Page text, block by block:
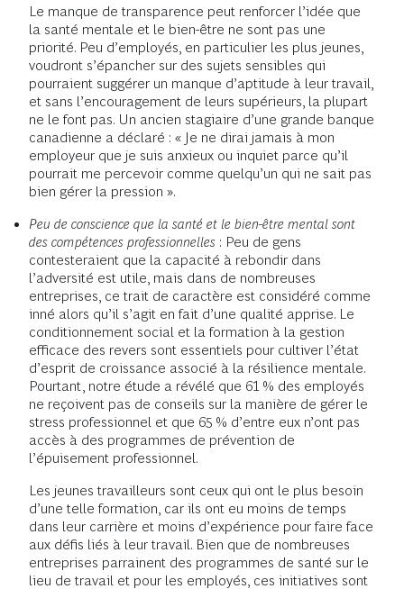
Le manque de transparence peut renforcer l’idée que
la santé mentale et le bien-être ne sont pas une
priorité. Peu d’employés, en particulier les plus jeunes,
voudront s’épancher sur des sujets sensibles qui
pourraient suggérer un manque d’aptitude à leur travail,
et sans l’encouragement de leurs supérieurs, la plupart
ne le font pas. Un ancien stagiaire d’une grande banque
canadienne a déclaré : « Je ne dirai jamais à mon
employeur que je suis anxieux ou inquiet parce qu’il
pourrait me percevoir comme quelqu’un qui ne sait pas
bien gérer la pression ».
Peu de conscience que la santé et le bien-être mental sont
des compétences professionnelles : Peu de gens
contesteraient que la capacité à rebondir dans
l’adversité est utile, mais dans de nombreuses
entreprises, ce trait de caractère est considéré comme
inné alors qu’il s’agit en fait d’une qualité apprise. Le
conditionnement social et la formation à la gestion
efficace des revers sont essentiels pour cultiver l’état
d’esprit de croissance associé à la résilience mentale.
Pourtant, notre étude a révélé que 61 % des employés
ne reçoivent pas de conseils sur la manière de gérer le
stress professionnel et que 65 % d’entre eux n’ont pas
accès à des programmes de prévention de
l’épuisement professionnel.
Les jeunes travailleurs sont ceux qui ont le plus besoin
d’une telle formation, car ils ont eu moins de temps
dans leur carrière et moins d’expérience pour faire face
aux défis liés à leur travail. Bien que de nombreuses
entreprises parrainent des programmes de santé sur le
lieu de travail et pour les employés, ces initiatives sont